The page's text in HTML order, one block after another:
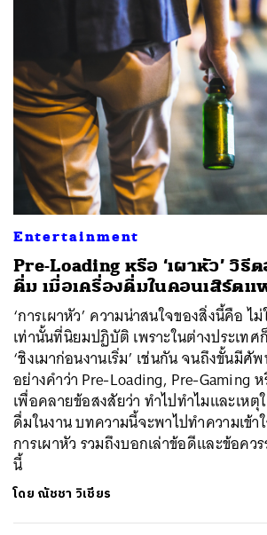
Entertainment
Pre-Loading หรือ ‘เผาหัว’ วิธี
ดื่ม เมื่อเครื่องดื่มในคอนเสิร์ตแ
‘การเผาหัว’ ความน่าสนใจของสิ่งนี้คือ ไ
เท่านั้นที่นิยมปฏิบัติ เพราะในต่างประเท
‘ชิงเมาก่อนงานเริ่ม’ เช่นกัน จนถึงขั้นมี
อย่างคำว่า Pre-Loading, Pre-Gaming
เพื่อคลายข้อสงสัยว่า ทำไปทำไมและเหตุ
ดื่มในงาน บทความนี้จะพาไปทำความเข้า
การเผาหัว รวมถึงบอกเล่าข้อดีและข้อคว
นี้
โดย ณัชชา วิเชียร
ค้นหา